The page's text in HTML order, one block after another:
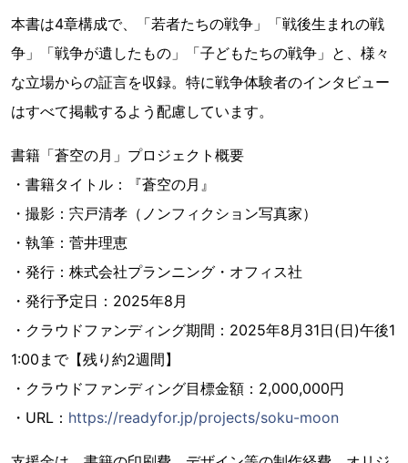
本書は4章構成で、「若者たちの戦争」「戦後生まれの戦
争」「戦争が遺したもの」「子どもたちの戦争」と、様々
な立場からの証言を収録。特に戦争体験者のインタビュー
はすべて掲載するよう配慮しています。
書籍「蒼空の月」プロジェクト概要
・書籍タイトル：『蒼空の月』
・撮影：宍戸清孝（ノンフィクション写真家）
・執筆：菅井理恵
・発行：株式会社プランニング・オフィス社
・発行予定日：2025年8月
・クラウドファンディング期間：2025年8月31日(日)午後1
1:00まで【残り約2週間】
・クラウドファンディング目標金額：2,000,000円
・URL： https://readyfor.jp/projects/soku-moon